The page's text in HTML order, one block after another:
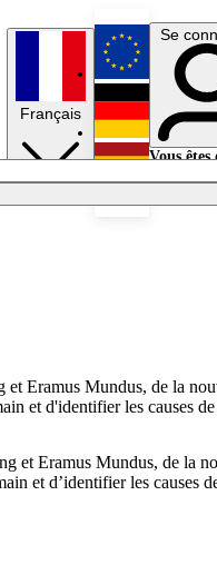
Français
English
Deutsch
Se
Vous êtes
Eramus Mundus, de la
et d'identifier les causes
et Eramus Mundus, de la
et d’identifier les causes